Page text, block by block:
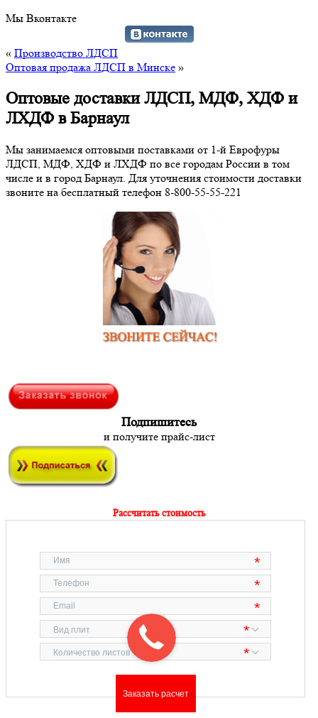
Мы Вконтакте
« Производство ЛДСП
Оптовая продажа ЛДСП в Минске »
Оптовые доставки ЛДСП, МДФ, ХДФ и
ЛХДФ в Барнаул
Мы занимаемся оптовыми поставками от 1-й Еврофуры
ЛДСП, МДФ, ХДФ и ЛХДФ по все городам России в том
числе и в город Барнаул. Для уточнения стоимости доставки
звоните на бесплатный телефон 8-800-55-55-221
Подпишитесь
и получите прайс-лист
Рассчитать стоимость